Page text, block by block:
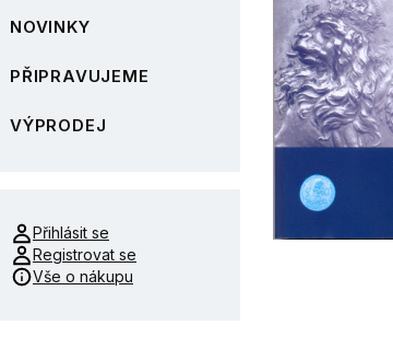
NOVINKY
PŘIPRAVUJEME
VÝPRODEJ
Přihlásit se
Registrovat se
Vše o nákupu